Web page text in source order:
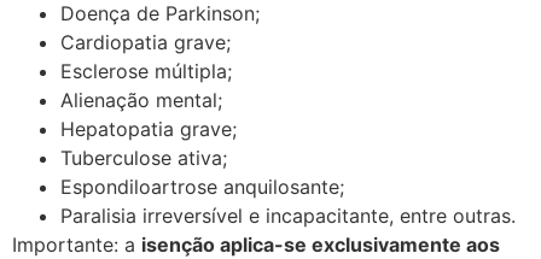
Doença de Parkinson;
Cardiopatia grave;
Esclerose múltipla;
Alienação mental;
Hepatopatia grave;
Tuberculose ativa;
Espondiloartrose anquilosante;
Paralisia irreversível e incapacitante, entre outras.
Importante: a isenção aplica-se exclusivamente aos